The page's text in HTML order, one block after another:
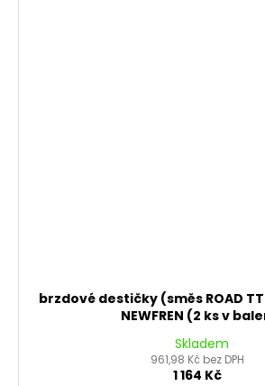
brzdové destičky (směs ROAD TT
NEWFREN (2 ks v
Skladem
961,98 Kč bez DPH
1 164 Kč